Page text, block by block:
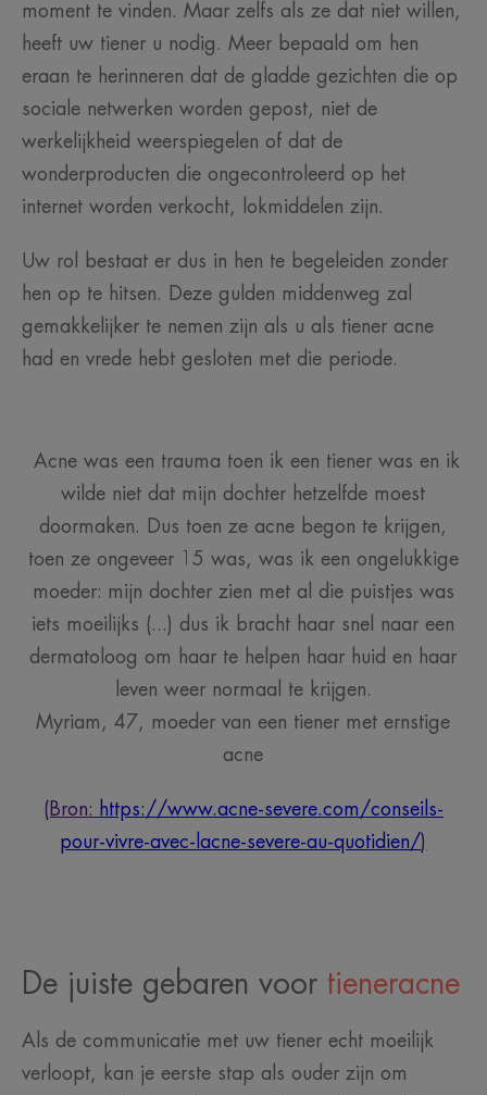
moment te vinden. Maar zelfs als ze dat niet willen,
heeft uw tiener u nodig. Meer bepaald om hen
eraan te herinneren dat de gladde gezichten die op
sociale netwerken worden gepost, niet de
werkelijkheid weerspiegelen of dat de
wonderproducten die ongecontroleerd op het
internet worden verkocht, lokmiddelen zijn.
Uw rol bestaat er dus in hen te begeleiden zonder
hen op te hitsen. Deze gulden middenweg zal
gemakkelijker te nemen zijn als u als tiener acne
had en vrede hebt gesloten met die periode.
Acne was een trauma toen ik een tiener was en ik
wilde niet dat mijn dochter hetzelfde moest
doormaken. Dus toen ze acne begon te krijgen,
toen ze ongeveer 15 was, was ik een ongelukkige
moeder: mijn dochter zien met al die puistjes was
iets moeilijks (...) dus ik bracht haar snel naar een
dermatoloog om haar te helpen haar huid en haar
leven weer normaal te krijgen.
Myriam, 47, moeder van een tiener met ernstige
acne
(Bron: https://www.acne-severe.com/conseils-
pour-vivre-avec-lacne-severe-au-quotidien/)
De juiste gebaren voor tieneracne
Als de communicatie met uw tiener echt moeilijk
verloopt, kan je eerste stap als ouder zijn om